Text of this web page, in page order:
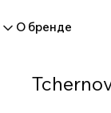
защита:
оболочке)
О бренде